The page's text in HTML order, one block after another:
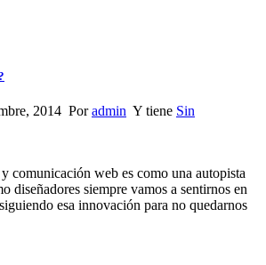
2014 Poradmin Y tiene Sin
comunicación web es como una autopista
diseñadores siempre vamos a sentirnos en
esa innovación para no quedarnos